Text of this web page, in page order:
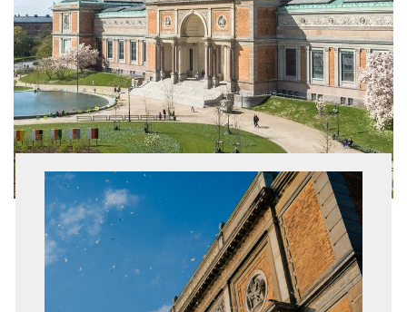
业 界
机 构
人 物
地 产
快速搜索
企业招聘
企业会员
关于投稿
广告投放